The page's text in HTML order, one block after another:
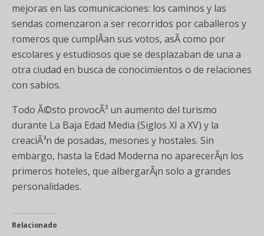
mejoras en las comunicaciones: los caminos y las
sendas comenzaron a ser recorridos por caballeros y
romeros que cumplÃ­an sus votos, asÃ­ como por
escolares y estudiosos que se desplazaban de una a
otra ciudad en busca de conocimientos o de relaciones
con sabios.
Todo Ã©sto provocÃ³ un aumento del turismo
durante La Baja Edad Media (Siglos XI a XV) y la
creaciÃ³n de posadas, mesones y hostales. Sin
embargo, hasta la Edad Moderna no aparecerÃ¡n los
primeros hoteles, que albergarÃ¡n solo a grandes
personalidades.
Relacionado